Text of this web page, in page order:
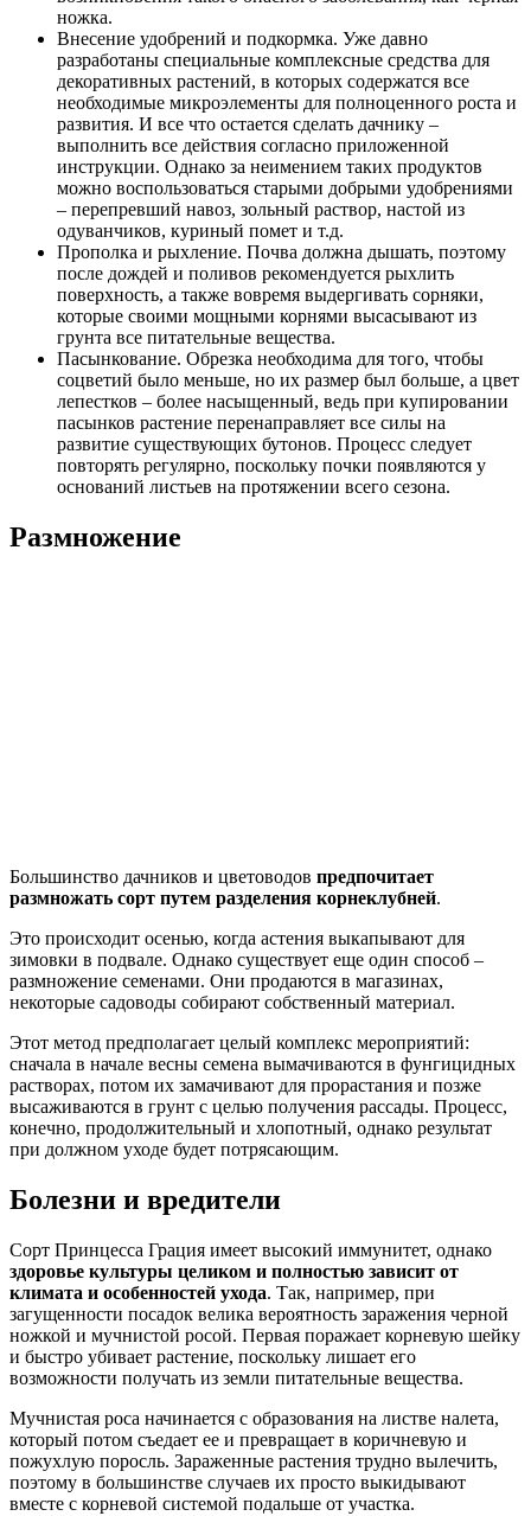
ножка.
Внесение удобрений и подкормка. Уже давно
разработаны специальные комплексные средства для
декоративных растений, в которых содержатся все
необходимые микроэлементы для полноценного роста и
развития. И все что остается сделать дачнику –
выполнить все действия согласно приложенной
инструкции. Однако за неимением таких продуктов
можно воспользоваться старыми добрыми удобрениями
– перепревший навоз, зольный раствор, настой из
одуванчиков, куриный помет и т.д.
Прополка и рыхление. Почва должна дышать, поэтому
после дождей и поливов рекомендуется рыхлить
поверхность, а также вовремя выдергивать сорняки,
которые своими мощными корнями высасывают из
грунта все питательные вещества.
Пасынкование. Обрезка необходима для того, чтобы
соцветий было меньше, но их размер был больше, а цвет
лепестков – более насыщенный, ведь при купировании
пасынков растение перенаправляет все силы на
развитие существующих бутонов. Процесс следует
повторять регулярно, поскольку почки появляются у
оснований листьев на протяжении всего сезона.
Размножение
Большинство дачников и цветоводов предпочитает
размножать сорт путем разделения корнеклубней.
Это происходит осенью, когда астения выкапывают для
зимовки в подвале. Однако существует еще один способ –
размножение семенами. Они продаются в магазинах,
некоторые садоводы собирают собственный материал.
Этот метод предполагает целый комплекс мероприятий:
сначала в начале весны семена вымачиваются в фунгицидных
растворах, потом их замачивают для прорастания и позже
высаживаются в грунт с целью получения рассады. Процесс,
конечно, продолжительный и хлопотный, однако результат
при должном уходе будет потрясающим.
Болезни и вредители
Сорт Принцесса Грация имеет высокий иммунитет, однако
здоровье культуры целиком и полностью зависит от
климата и особенностей ухода. Так, например, при
загущенности посадок велика вероятность заражения черной
ножкой и мучнистой росой. Первая поражает корневую шейку
и быстро убивает растение, поскольку лишает его
возможности получать из земли питательные вещества.
Мучнистая роса начинается с образования на листве налета,
который потом съедает ее и превращает в коричневую и
пожухлую поросль. Зараженные растения трудно вылечить,
поэтому в большинстве случаев их просто выкидывают
вместе с корневой системой подальше от участка.